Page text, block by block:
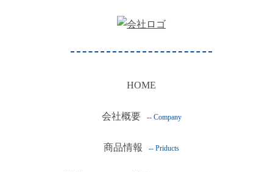
HOME
会社概要 -- Company
商品情報 -- Priducts